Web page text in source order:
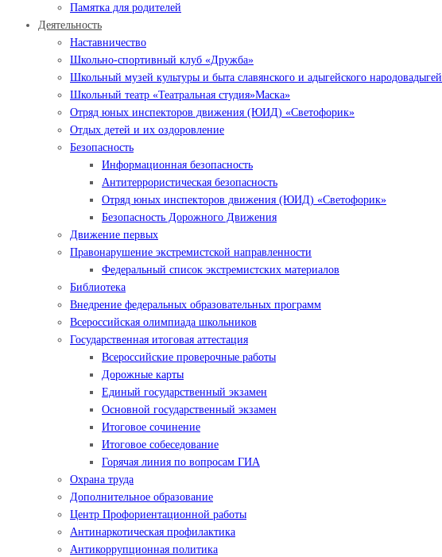
Памятка для родителей
Деятельность
Наставничество
Школьно-спортивный клуб «Дружба»
Школьный музей культуры и быта славянского и адыгейского
Школьный театр «Театральная студия»Маска»
Отряд юных инспекторов движения (ЮИД) «Светофорик»
Отдых детей и их оздоровление
Безопасность
Информационная безопасность
Антитеррористическая безопасность
Отряд юных инспекторов движения (ЮИД) «Светофорик»
Безопасность Дорожного Движения
Движение первых
Правонарушение экстремистской направленности
Федеральный список экстремистских материалов
Библиотека
Внедрение федеральных образовательных программ
Всероссийская олимпиада школьников
Государственная итоговая аттестация
Всероссийские проверочные работы
Дорожные карты
Единый государственный экзамен
Основной государственный экзамен
Итоговое сочинение
Итоговое собеседование
Горячая линия по вопросам ГИА
Охрана труда
Дополнительное образование
Центр Профориентационной работы
Антинаркотическая профилактика
Антикоррупционная политика